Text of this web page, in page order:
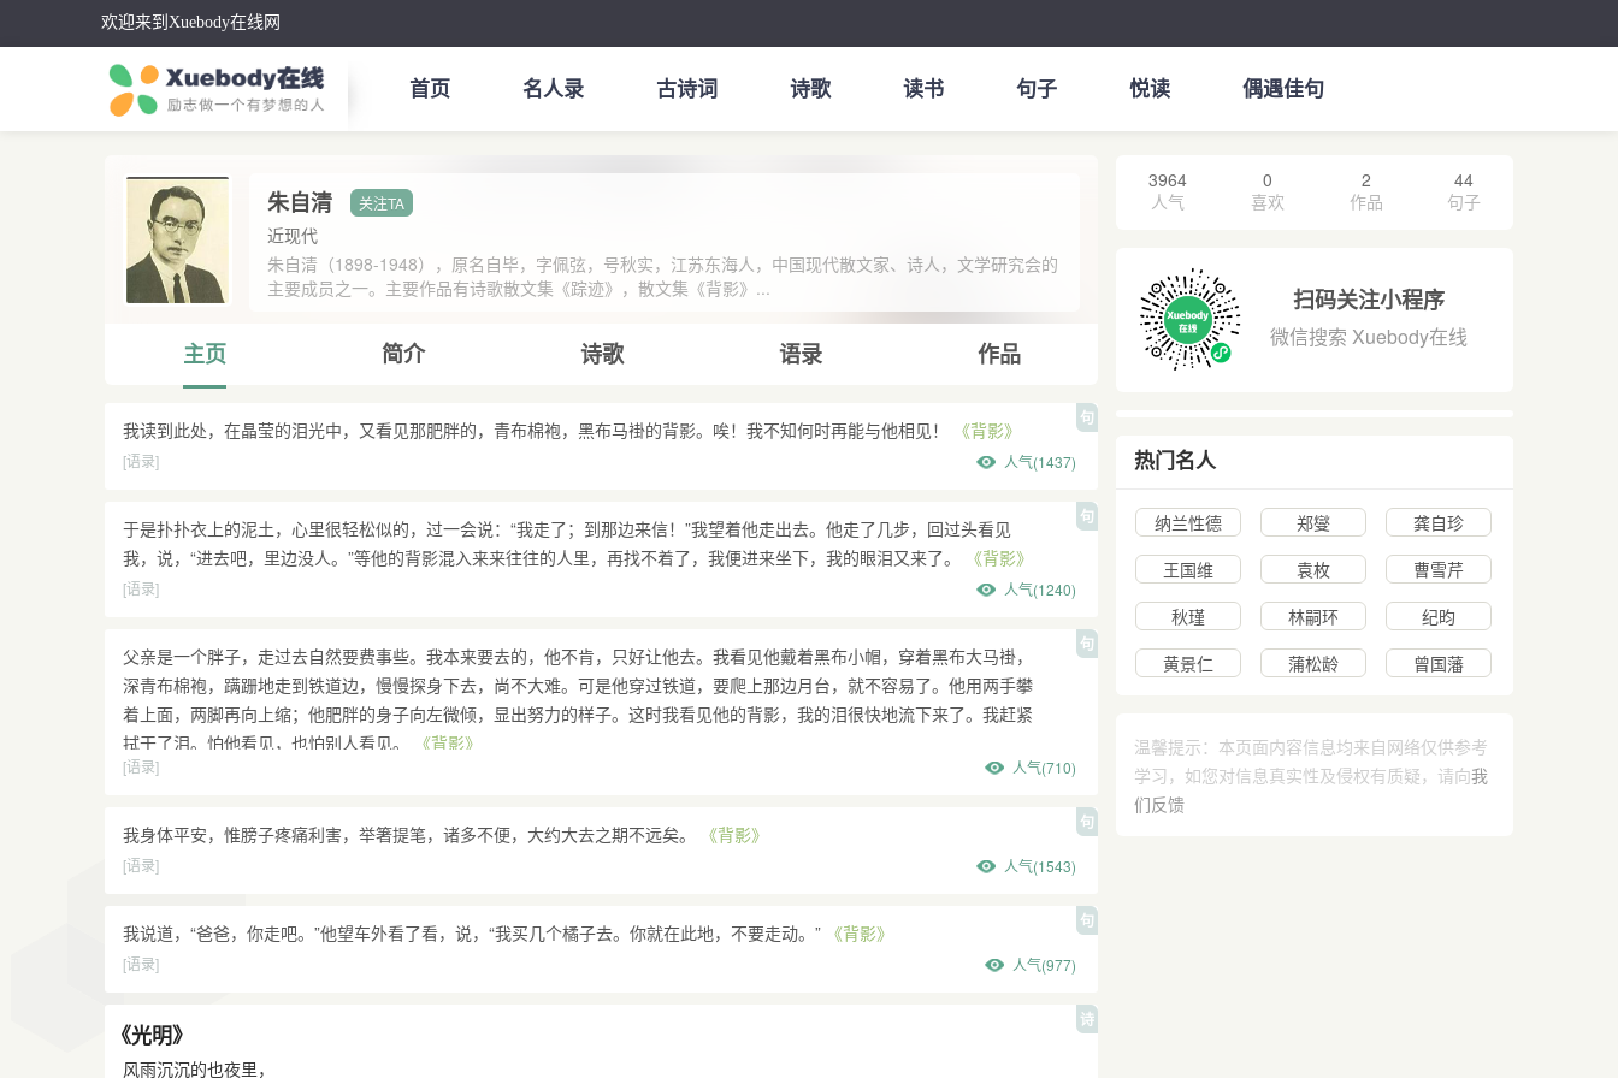
欢迎来到Xuebody在线网
首页 名人录 古诗词 诗歌 读书 句子 悦读 偶遇佳句
朱自清
近现代
朱自清（1898-1948），原名自毕，字佩弦，号秋实，江苏东海人，中国现代散文家、诗人，文学研究会的
主要成员之一。主要作品有诗歌散文集《踪迹》，散文集《背影》...
主页 简介 诗歌 语录 作品
句
我读到此处，在晶莹的泪光中，又看见那肥胖的，青布棉袍，黑布马褂的背影。唉！我不知何时再能与他相见！ 《背影》
[语录] 人气(1437)
句
于是扑扑衣上的泥土，心里很轻松似的，过一会说：“我走了；到那边来信！”我望着他走出去。他走了几步，回过头看见
我，说，“进去吧，里边没人。”等他的背影混入来来往往的人里，再找不着了，我便进来坐下，我的眼泪又来了。
《背影》
[语录] 人气(1240)
句
父亲是一个胖子，走过去自然要费事些。我本来要去的，他不肯，只好让他去。我看见他戴着黑布小帽，穿着黑布大马褂，
深青布棉袍，蹒跚地走到铁道边，慢慢探身下去，尚不大难。可是他穿过铁道，要爬上那边月台，就不容易了。他用两手攀
着上面，两脚再向上缩；他肥胖的身子向左微倾，显出努力的样子。这时我看见他的背影，我的泪很快地流下来了。我赶紧
拭干了泪。怕他看见，也怕别人看见。
《背影》
[语录] 人气(710)
句
我身体平安，惟膀子疼痛利害，举箸提笔，诸多不便，大约大去之期不远矣。 《背影》
[语录] 人气(1543)
句
我说道，“爸爸，你走吧。”他望车外看了看，说，“我买几个橘子去。你就在此地，不要走动。” 《背影》
[语录] 人气(977)
诗
《光明》
风雨沉沉的也夜里，
3964
人气
0
喜欢
2
作品
44
句子
扫码关注小程序
微信搜索 Xuebody在线
热门名人
纳兰性德 郑燮
龚自珍
王国维
袁枚
曹雪芹
秋瑾
林嗣环
纪昀
黄景仁
蒲松龄 曾国藩
温馨提示：本页面内容信息均来自网络仅供参考
学习，如您对信息真实性及侵权有质疑，请向我
们反馈